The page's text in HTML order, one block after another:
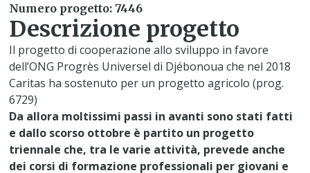
Numero progetto: 7446
Descrizione progetto
Il progetto di cooperazione allo sviluppo in favore
dell’ONG Progrès Universel di Djébonoua che nel 2018
Caritas ha sostenuto per un progetto agricolo (prog.
6729)
Da allora moltissimi passi in avanti sono stati fatti
e dallo scorso ottobre è partito un progetto
triennale che, tra le varie attività, prevede anche
dei corsi di formazione professionali per giovani e